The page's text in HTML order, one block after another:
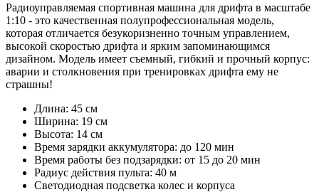
Радиоуправляемая спортивная машина для дрифта в масштабе
1:10 - это качественная полупрофессиональная модель,
которая отличается безукоризненно точным управлением,
высокой скоростью дрифта и ярким запоминающимся
дизайном. Модель имеет съемный, гибкий и прочный корпус:
аварии и столкновения при тренировках дрифта ему не
страшны!
Длина: 45 см
Ширина: 19 см
Высота: 14 см
Время зарядки аккумулятора: до 120 мин
Время работы без подзарядки: от 15 до 20 мин
Радиус действия пульта: 40 м
Светодиодная подсветка колес и корпуса